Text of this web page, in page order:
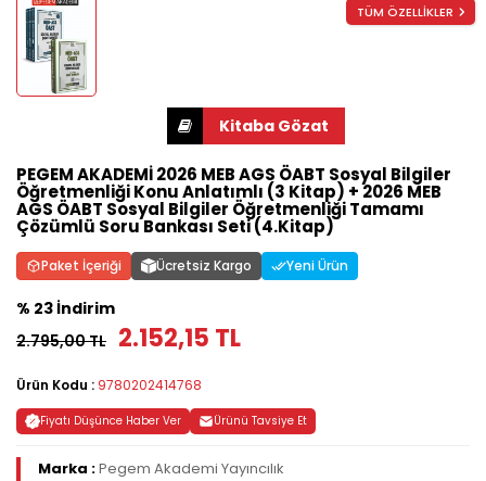
TÜM ÖZELLİKLER
PEGEM AKADEMİ 2026 MEB AGS ÖABT Sosyal Bilgiler
Öğretmenliği Konu Anlatımlı (3 Kitap) + 2026 MEB
AGS ÖABT Sosyal Bilgiler Öğretmenliği Tamamı
Çözümlü Soru Bankası Seti (4.Kitap)
Paket İçeriği Ücretsiz Kargo Yeni Ürün
% 23 İndirim
2.795,00 TL 2.152,15 TL
Ürün Kodu : 9780202414768
Fiyatı Düşünce Haber Ver Ürünü Tavsiye Et
Marka :Pegem Akademi Yayıncılık